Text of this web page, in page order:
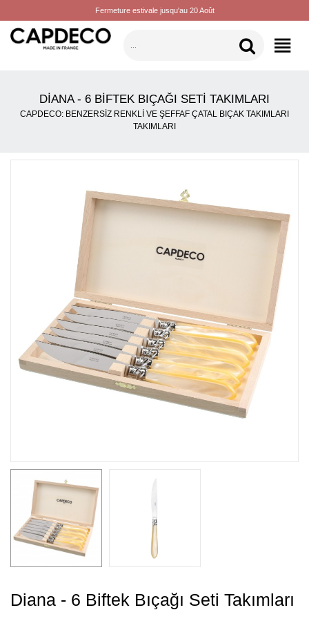
Fermeture estivale jusqu'au 20 Août
KATEGORILER
DIANA - 6 BIFTEK BIÇAĞI SETI TAKIMLARI
CAPDECO: BENZERSIZ RENKLI VE ŞEFFAF ÇATAL BIÇAK TAKIMLARI
TAKIMLARI
Diana - 6 Biftek Bıçağı Seti Takımları